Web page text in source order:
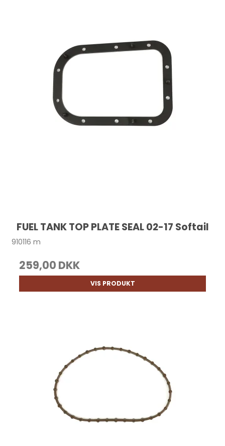
FUEL TANK TOP PLATE SEAL 02-17 Softail
910116 m
259,00 DKK
VIS PRODUKT